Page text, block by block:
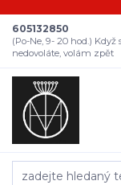
605132850
(Po-Ne, 9- 20 hod.) Když
nedovoláte, volám zpět